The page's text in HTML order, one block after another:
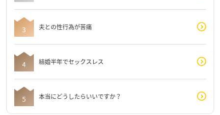
夫との性行為が苦痛
結婚半年でセックスレス
本当にどうしたらいいですか？